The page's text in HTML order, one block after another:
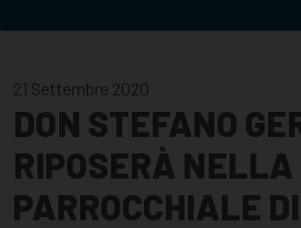
21 Settembre 2020
DON STEFANO
RIPOSERÀ NELLA
PARROCCHIALE